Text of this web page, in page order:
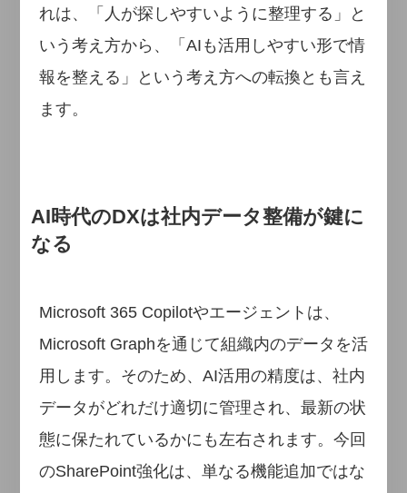
れは、「人が探しやすいように整理する」と
いう考え方から、「AIも活用しやすい形で情
報を整える」という考え方への転換とも言え
ます。
AI時代のDXは社内データ整備が鍵に
なる
Microsoft 365 Copilotやエージェントは、
Microsoft Graphを通じて組織内のデータを活
用します。そのため、AI活用の精度は、社内
データがどれだけ適切に管理され、最新の状
態に保たれているかにも左右されます。今回
のSharePoint強化は、単なる機能追加ではな